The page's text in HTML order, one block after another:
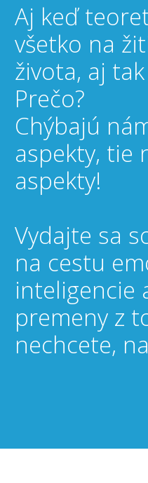
Aj keď
všetko na
života, aj
Prečo?
Chýbajú
aspekty, tie
aspekty!
Vydajte sa
na cestu
inteligencie
premeny z
nechcete,